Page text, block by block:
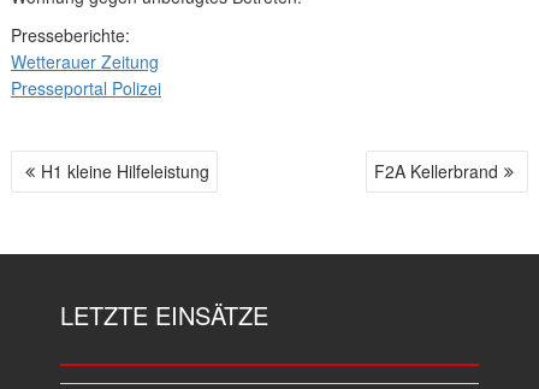
Presseberichte:
Wetterauer Zeitung
Presseportal Polizei
B H1 kleine Hilfeleistung F2A Kellerbrand
LETZTE EINSÄTZE